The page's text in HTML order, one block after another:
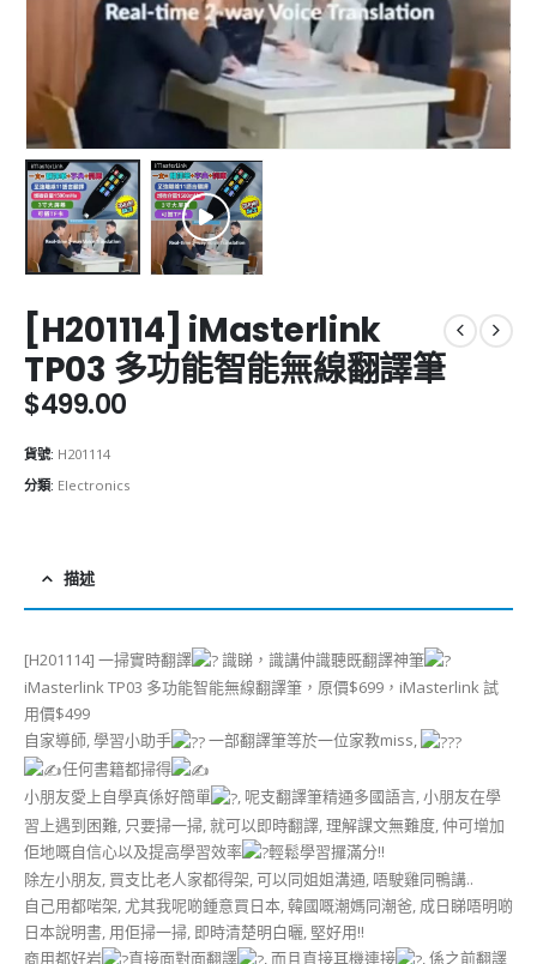
[H201114] iMasterlink
TP03 多功能智能無線翻譯筆
$499.00
貨號: H201114
分類: Electronics
描述
[H201114] 一掃實時翻譯
識睇，識講仲識聽既翻譯神筆
iMasterlink TP03 多功能智能無線翻譯筆，原價$699，iMasterlink 試
用價$499
自家導師, 學習小助手
一部翻譯筆等於一位家教miss,
任何書籍都掃得
小朋友愛上自學真係好簡單
, 呢支翻譯筆精通多國語言, 小朋友在學
習上遇到困難, 只要掃一掃, 就可以即時翻譯, 理解課文無難度, 仲可增加
佢地嘅自信心以及提高學習效率
輕鬆學習攞滿分!!
除左小朋友, 買支比老人家都得架, 可以同姐姐溝通, 唔駛雞同鴨講..
自己用都啱架, 尤其我呢啲鍾意買日本, 韓國嘅潮媽同潮爸, 成日睇唔明啲
日本說明書, 用佢掃一掃, 即時清楚明白曬, 堅好用!!
商用都好岩
直接面對面翻譯 , 而且直接耳機連接
, 係之前翻譯